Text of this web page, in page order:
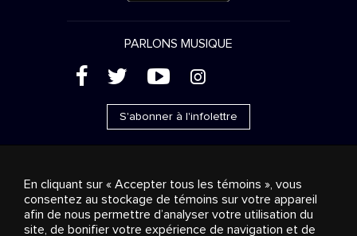
PARLONS MUSIQUE
( ' + &
S'abonner à l'infolettre
Ventes publicitaires
Diffusion & distribution
Consommateurs
Solutions d’affaires Radio
propos
Cookies settings
En cliquant sur « Accepter tous les témoins », vous
consentez au stockage de témoins sur votre appareil
afin de nous permettre d’analyser votre utilisation du
site, de bonifier votre expérience de navigation et de